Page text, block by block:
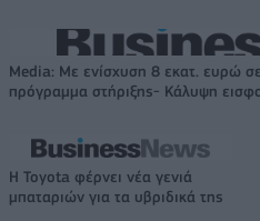
Media: Με ενίσχυση 8 εκατ. ευρώ σε
πρόγραμμα στήριξης- Κάλυψη
Η Toyota φέρνει νέα γενιά
μπαταριών για τα υβριδικά της